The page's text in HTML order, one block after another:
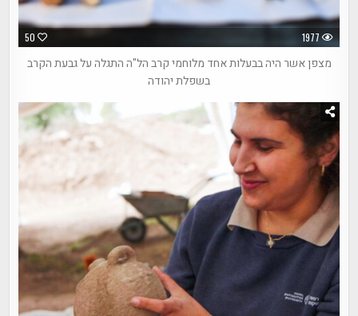
50 1977
מצפן אשר היה בבעלות אחד מלוחמי קרב הל"ה התגלה על גבעת הקרב
בשפלת יהודה